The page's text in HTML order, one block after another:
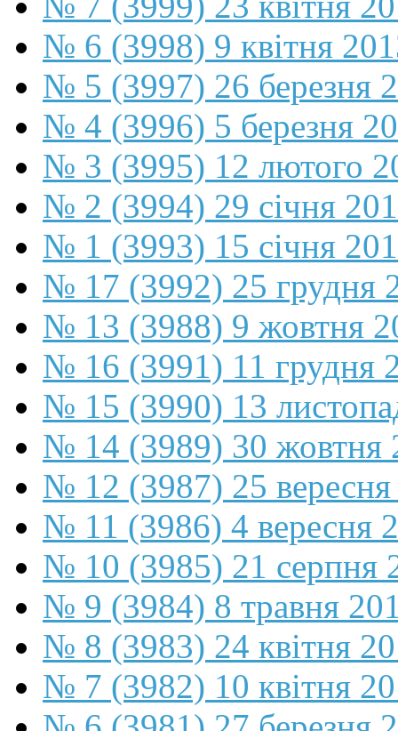
№ 6 (3998) 9 квітня
№ 5 (3997) 26 березня
№ 4 (3996) 5 березня
№ 3 (3995) 12 лютого
№ 2 (3994) 29 січня
№ 1 (3993) 15 січня
№ 17 (3992) 25 грудня
№ 13 (3988) 9 жовтня
№ 16 (3991) 11 грудня
№ 15 (3990) 13
№ 14 (3989) 30 жовтня
№ 12 (3987) 25
№ 11 (3986) 4 вересня
№ 10 (3985) 21 серпня
№ 9 (3984) 8 травня
№ 8 (3983) 24 квітня
№ 7 (3982) 10 квітня